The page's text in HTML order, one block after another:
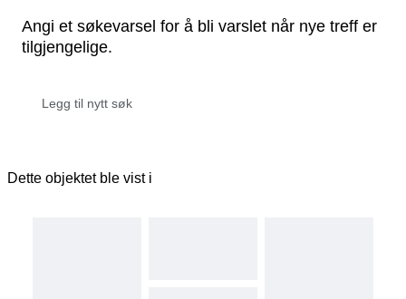
Angi et søkevarsel for å bli varslet når nye treff er
tilgjengelige.
Dette objektet ble vist i